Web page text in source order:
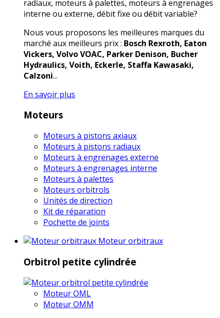
radiaux, moteurs à palettes, moteurs à engrenages
interne ou externe, débit fixe ou débit variable?
Nous vous proposons les meilleures marques du
marché aux meilleurs prix : Bosch Rexroth, Eaton
Vickers, Volvo VOAC, Parker Denison, Bucher
Hydraulics, Voith, Eckerle, Staffa Kawasaki,
Calzoni...
En savoir plus
Moteurs
Moteurs à pistons axiaux
Moteurs à pistons radiaux
Moteurs à engrenages externe
Moteurs à engrenages interne
Moteurs à palettes
Moteurs orbitrols
Unités de direction
Kit de réparation
Pochette de joints
Moteur orbitraux
Orbitrol petite cylindrée
Moteur OML
Moteur OMM